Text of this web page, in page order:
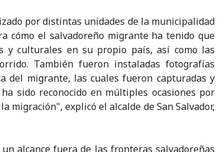
por distintas unidades de la municipalidad
cómo el salvadoreño migrante ha tenido que
y culturales en su propio país, así como las
También fueron instaladas fotografías
del migrante, las cuales fueron capturadas y
sido reconocido en múltiples ocasiones por
migración", explicó el alcalde de San Salvador,
alcance fuera de las fronteras salvadoreñas